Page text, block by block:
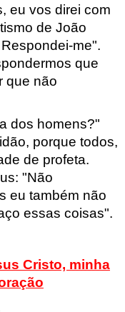
eu vos direi com
de João
Respondei-me".
que
que não
dos homens?"
porque todos,
de profeta.
"Não
eu também não
essas coisas".
Cristo, minha